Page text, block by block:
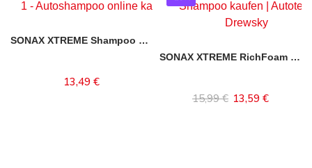
SONAX XTREME Shampoo 2 in 1
13,49 €
In den Warenkorb
SONAX XTREME RichFoam Shampoo
15,99 € 13,59 €
Inhalt auswählen